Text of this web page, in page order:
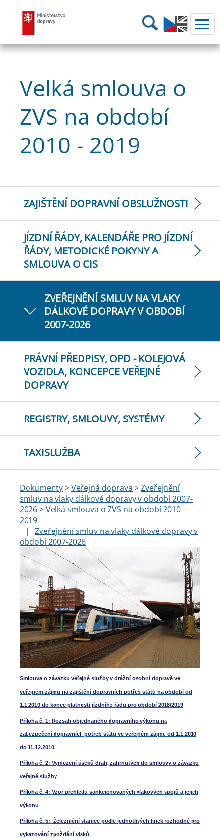
Ministerstvo dopravy Hledání
Velká smlouva o
ZVS na období
2010 - 2019
ZAJIŠTĚNÍ DOPRAVNÍ OBSLUŽNOSTI
JÍZDNÍ ŘÁDY, KALENDÁŘE PRO JÍZDNÍ
ŘÁDY, METODICKÉ POKYNY A
SMLOUVA O CIS
ZVEŘEJNĚNÍ SMLUV NA VLAKY
DÁLKOVÉ DOPRAVY V OBDOBÍ
2007-2026
PRÁVNÍ PŘEDPISY, OPD - KOLEJOVÁ
VOZIDLA, KONCEPCE VEŘEJNÉ
DOPRAVY
REGISTRY, SMLOUVY, SYSTÉMY
TAXISLUŽBA
Dokumenty>Veřejná doprava >Zveřejnění
smluv na vlaky dálkové dopravy v období 2007-
2026>Velká smlouva o ZVS na období 2010 -
2019
|
Zveřejnění smluv na vlaky dálkové dopravy v
období 2007-2026
Smlouva o závazku veřejné služby v drážní osobní dopravě ve
veřejném zájmu na zajištění dopravních potřeb státu na období od
1.1.2010 do konce platnosti jízdního řádu pro období 2018/2019
Příloha č. 1: Rozsah objednaného dopravního výkonu na
zabezpečení dopravních potřeb státu ve veřejném zájmu od 1.1.2010
do 11.12.2010.
Příloha č. 2: Vymezení úseků drah, zahrnutých do smlouvy o závazku
veřejné služby
Příloha č. 4: Vzor přehledu sankcionovaných vlakových spojů a jejich
výkonu
Příloha č. 5: Železniční stanice podle jednotlivých linek rozhodné pro
vykazování zpoždění vlaků